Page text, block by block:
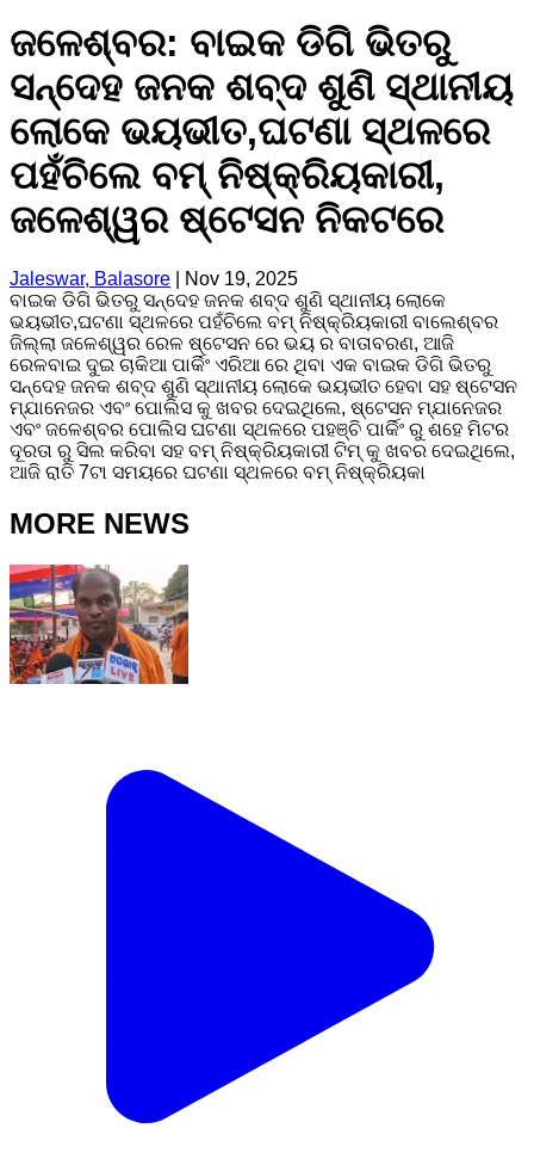
ଜଳେଶ୍ବର: ବାଇକ ଡିଗି ଭିତରୁ
ସନ୍ଦେହ ଜନକ ଶବ୍ଦ ଶୁଣି ସ୍ଥାନୀୟ
ଲୋକେ ଭୟଭୀତ,ଘଟଣା ସ୍ଥଳରେ
ପହଁଚିଲେ ବମ୍ ନିଷ୍କ୍ରିୟକାରୀ,
ଜଳେଶ୍ୱର ଷ୍ଟେସନ ନିକଟରେ
Jaleswar, Balasore
Nov 19, 2025
ବାଇକ ଡିଗି ଭିତରୁ ସନ୍ଦେହ ଜନକ ଶବ୍ଦ ଶୁଣି ସ୍ଥାନୀୟ ଲୋକେ
ଭୟଭୀତ,ଘଟଣା ସ୍ଥଳରେ ପହଁଚିଲେ ବମ୍ ନିଷ୍କ୍ରିୟକାରୀ ବାଲେଶ୍ବର
ଜିଲ୍ଲା ଜଳେଶ୍ୱର ରେଳ ଷ୍ଟେସନ ରେ ଭୟ ର ବାତାବରଣ, ଆଜି
ରେଳବାଇ ଦୁଇ ଚାକିଆ ପାର୍କିଂ ଏରିଆ ରେ ଥିବା ଏକ ବାଇକ ଡିଗି ଭିତରୁ
ସନ୍ଦେହ ଜନକ ଶବ୍ଦ ଶୁଣି ସ୍ଥାନୀୟ ଲୋକେ ଭୟଭୀତ ହେବା ସହ ଷ୍ଟେସନ
ମ୍ଯାନେଜର ଏବଂ ପୋଲିସ କୁ ଖବର ଦେଇଥିଲେ, ଷ୍ଟେସନ ମ୍ଯାନେଜର
ଏବଂ ଜଳେଶ୍ବର ପୋଲିସ ଘଟଣା ସ୍ଥଳରେ ପହଞ୍ଚି ପାର୍କିଂ ରୁ ଶହେ ମିଟର
ଦୂରତା ରୁ ସିଲ କରିବା ସହ ବମ୍ ନିଷ୍କ୍ରିୟକାରୀ ଟିମ୍ କୁ ଖବର ଦେଇଥିଲେ,
ଆଜି ରାତି 7ଟା ସମୟରେ ଘଟଣା ସ୍ଥଳରେ ବମ୍ ନିଷ୍କ୍ରିୟକା
MORE NEWS